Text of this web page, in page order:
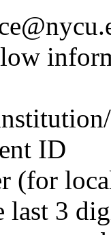
ID
(for
last 3